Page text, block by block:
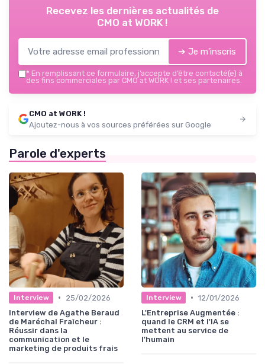
Recevez les dernières actualités de
CMO at WORK !
➔ Je m'inscris
* En remplissant ce formulaire, j’accepte d’être contacté(e) à
des fins commerciales par CMO at WORK ! et ses partenaires.
CMO at WORK !
Ajoutez-nous à vos sources préférées sur Google
Parole d'experts
Interview •
25/02/2026
Interview de Agathe Beraud
de Maréchal Fraîcheur :
Réussir dans la
communication et le
marketing de produits frais
Interview • 12/01/2026
L'Entreprise Augmentée :
quand le CRM et l'IA se
mettent au service de
l'humain